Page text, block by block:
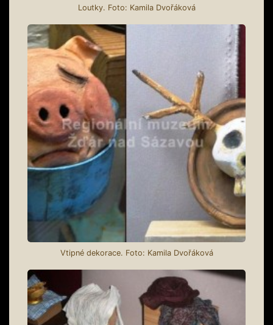
Loutky. Foto: Kamila Dvořáková
Vtipné dekorace. Foto: Kamila Dvořáková